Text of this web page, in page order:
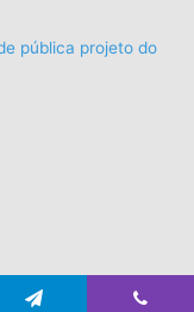
pública projeto do